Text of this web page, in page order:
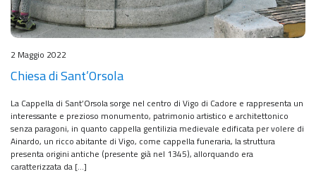
2 Maggio 2022
Chiesa di Sant’Orsola
La Cappella di Sant’Orsola sorge nel centro di Vigo di Cadore e rappresenta un
interessante e prezioso monumento, patrimonio artistico e architettonico
senza paragoni, in quanto cappella gentilizia medievale edificata per volere di
Ainardo, un ricco abitante di Vigo, come cappella funeraria, la struttura
presenta origini antiche (presente già nel 1345), allorquando era
caratterizzata da […]